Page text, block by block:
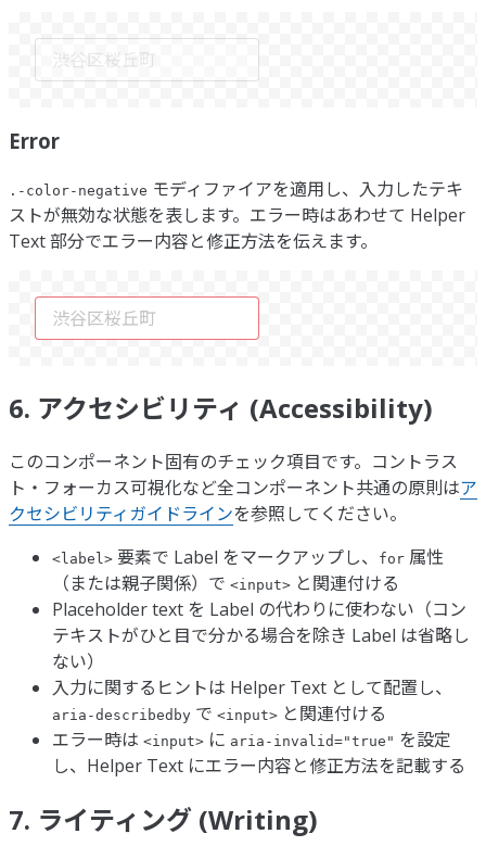
Error
.-color-negative モディファイアを適用し、入力したテキ
ストが無効な状態を表します。エラー時はあわせて Helper
Text 部分でエラー内容と修正方法を伝えます。
6. アクセシビリティ (Accessibility)
このコンポーネント固有のチェック項目です。コントラス
ト・フォーカス可視化など全コンポーネント共通の原則はア
クセシビリティガイドラインを参照してください。
<label> 要素で Label をマークアップし、 for 属性
（または親子関係）で <input> と関連付ける
Placeholder text を Label の代わりに使わない（コン
テキストがひと目で分かる場合を除き Label は省略し
ない）
入力に関するヒントは Helper Text として配置し、
aria-describedby で <input> と関連付ける
エラー時は <input> に aria-invalid="true" を設定
し、Helper Text にエラー内容と修正方法を記載する
7. ライティング (Writing)